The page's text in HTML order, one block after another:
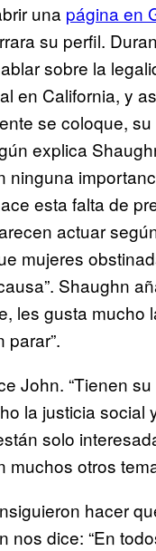
una página en
su perfil.
sobre la
en California, y
se coloque,
explica
ninguna
esta falta de
actuar
mujeres
Shaughn
les gusta
parar”.
John. “Tienen
la justicia social
solo
muchos otros
hacer
nos dice: “En